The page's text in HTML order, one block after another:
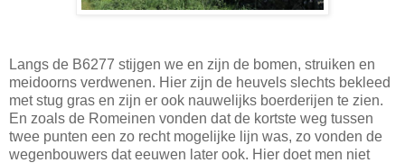
Langs de B6277 stijgen we en zijn de bomen, struiken en
meidoorns verdwenen. Hier zijn de heuvels slechts bekleed
met stug gras en zijn er ook nauwelijks boerderijen te zien.
En zoals de Romeinen vonden dat de kortste weg tussen
twee punten een zo recht mogelijke lijn was, zo vonden de
wegenbouwers dat eeuwen later ook. Hier doet men niet